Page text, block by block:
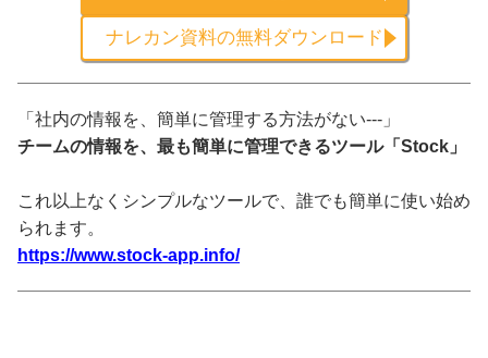
ナレカン資料の無料ダウンロード
「社内の情報を、簡単に管理する方法がない---」
チームの情報を、最も簡単に管理できるツール「Stock」
これ以上なくシンプルなツールで、誰でも簡単に使い始め
られます。
https://www.stock-app.info/